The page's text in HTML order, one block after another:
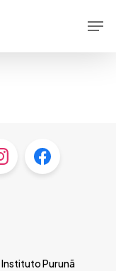
Instituto Purunã